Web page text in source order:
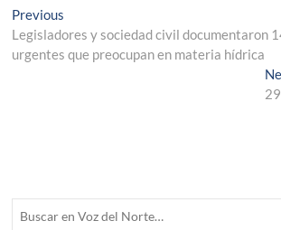
Navegación
de
Previous
post:
Legisladores y sociedad civil documentaron
urgentes que preocupan en materia hídrica